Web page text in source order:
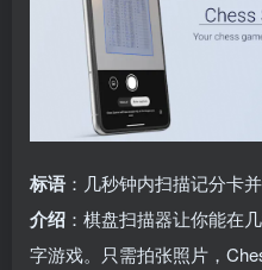
标语 ：几秒钟内扫描记分卡并
介绍 ：棋盘扫描器让你能在
字游戏。只需拍张照片，